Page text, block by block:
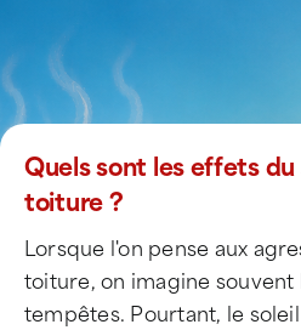
Quels sont les effets
toiture ?
Lorsque l'on pense aux
toiture, on imagine souvent
tempêtes. Pourtant, le soleil